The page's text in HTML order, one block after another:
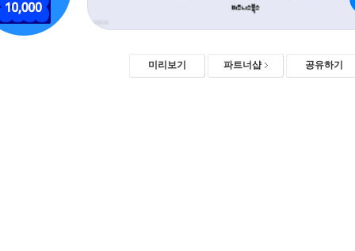
미리보기 파트너샵 공유하기